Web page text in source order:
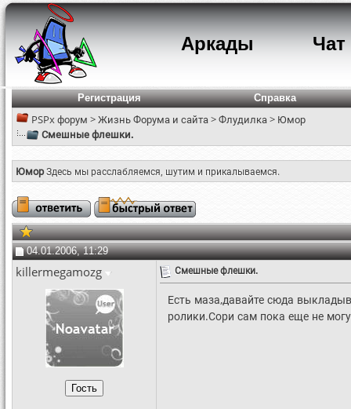
Аркады Чат
Регистрация Справка
PSPx форум >Жизнь Форума и сайта>Флудилка> Юмор
Смешные флешки.
ЮморЗдесь мы расслабляемся, шутим и прикалываемся.
04.01.2006, 11:29
killermegamozg Смешные флешки.
Есть маза,давайте сюда
ролики.Сори сам пока еще не